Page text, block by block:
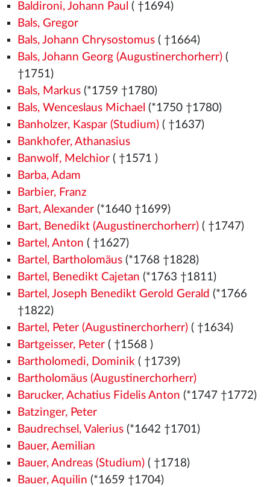
Baldironi, Johann Paul ( †1694)
Bals, Gregor
Bals, Johann Chrysostomus( †1664)
Bals, Johann Georg (Augustinerchorherr)(
†1751)
Bals, Markus(*1759 †1780)
Bals, Wenceslaus Michael (*1750 †1780)
Banholzer, Kaspar (Studium)( †1637)
Bankhofer, Athanasius
Banwolf, Melchior( †1571 )
Barba, Adam
Barbier, Franz
Bart, Alexander(*1640 †1699)
Bart, Benedikt (Augustinerchorherr)( †1747)
Bartel, Anton ( †1627)
Bartel, Bartholomäus(*1768 †1828)
Bartel, Benedikt Cajetan (*1763 †1811)
Bartel, Joseph Benedikt Gerold Gerald (*1766
†1822)
Bartel, Peter (Augustinerchorherr)( †1634)
Bartgeisser, Peter( †1568 )
Bartholomedi, Dominik( †1739)
Bartholomäus (Augustinerchorherr)
Barucker, Achatius Fidelis Anton (*1747 †1772)
Batzinger, Peter
Baudrechsel, Valerius(*1642 †1701)
Bauer, Aemilian
Bauer, Andreas (Studium)( †1718)
Bauer, Aquilin (*1659 †1704)